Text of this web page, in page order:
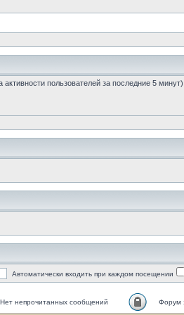
активности пользователей за последние 5 минут)
Автоматически входить при каждом посещении
Нет непрочитанных сообщений Форум